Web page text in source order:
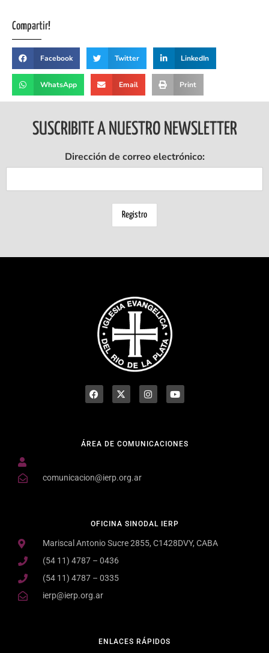
Compartir!
Facebook Twitter LinkedIn
WhatsApp Email Print
SUSCRIBITE A NUESTRO NEWSLETTER
Dirección de correo electrónico:
ENLACES RÁPIDOS
OFICINA SINODAL IERP
Mariscal Antonio Sucre 2855, C1428DVY, CABA
(54 11) 4787 – 0436
(54 11) 4787 – 0335
ierp@ierp.org.ar
ÁREA DE COMUNICACIONES
comunicacion@ierp.org.ar